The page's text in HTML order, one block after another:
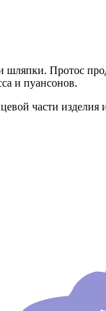
Протос
и пуансонов.
части